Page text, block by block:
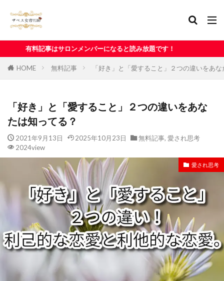
ロンメンバーになると読み放題です！
HOME 無料記事 「好き」と「愛すること」２つの違いをあ
「好き」と「愛すること」２つの違いをあな
たは知ってる？
2021年9月13日 2025年10月23日 無料記事, 愛され思考
2024view
愛され思考